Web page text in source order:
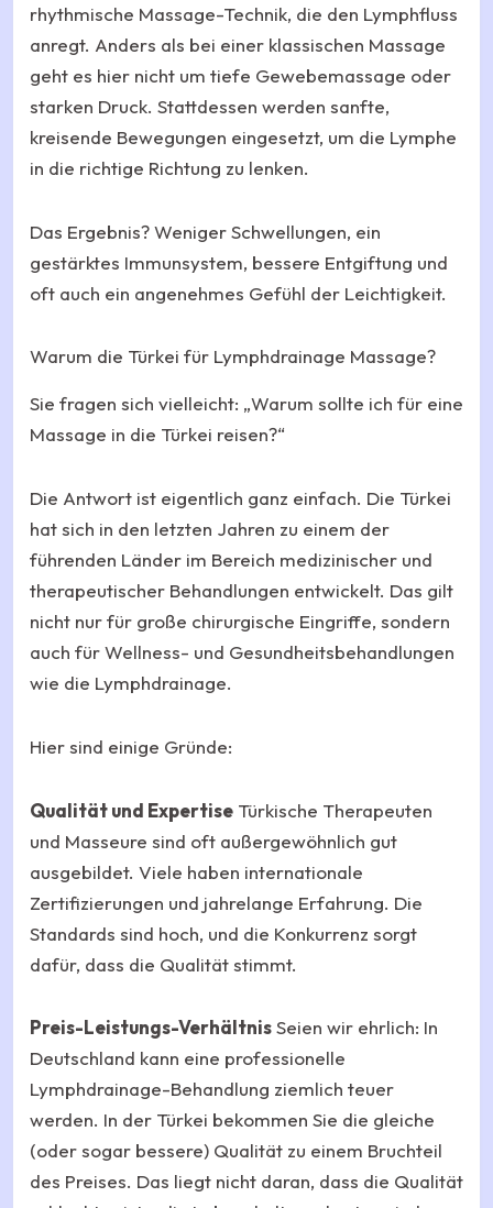
rhythmische Massage-Technik, die den Lymphfluss
anregt. Anders als bei einer klassischen Massage
geht es hier nicht um tiefe Gewebemassage oder
starken Druck. Stattdessen werden sanfte,
kreisende Bewegungen eingesetzt, um die Lymphe
in die richtige Richtung zu lenken.
Das Ergebnis? Weniger Schwellungen, ein
gestärktes Immunsystem, bessere Entgiftung und
oft auch ein angenehmes Gefühl der Leichtigkeit.
Warum die Türkei für Lymphdrainage Massage?
Sie fragen sich vielleicht: „Warum sollte ich für eine
Massage in die Türkei reisen?“
Die Antwort ist eigentlich ganz einfach. Die Türkei
hat sich in den letzten Jahren zu einem der
führenden Länder im Bereich medizinischer und
therapeutischer Behandlungen entwickelt. Das gilt
nicht nur für große chirurgische Eingriffe, sondern
auch für Wellness- und Gesundheitsbehandlungen
wie die Lymphdrainage.
Hier sind einige Gründe:
Qualität und Expertise Türkische Therapeuten
und Masseure sind oft außergewöhnlich gut
ausgebildet. Viele haben internationale
Zertifizierungen und jahrelange Erfahrung. Die
Standards sind hoch, und die Konkurrenz sorgt
dafür, dass die Qualität stimmt.
Preis-Leistungs-VerhältnisSeien wir ehrlich: In
Deutschland kann eine professionelle
Lymphdrainage-Behandlung ziemlich teuer
werden. In der Türkei bekommen Sie die gleiche
(oder sogar bessere) Qualität zu einem Bruchteil
des Preises. Das liegt nicht daran, dass die Qualität